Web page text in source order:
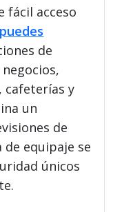
fácil acceso
de
cafeterías y
un
de
de equipaje se
únicos